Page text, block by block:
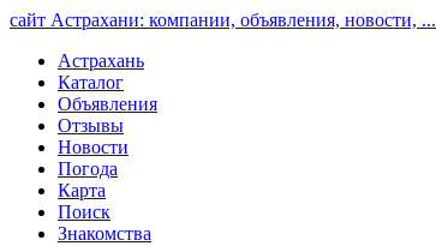
сайт Астрахани: компании, объявления, новости, ...
Астрахань
Каталог
Объявления
Отзывы
Новости
Погода
Карта
Поиск
Знакомства